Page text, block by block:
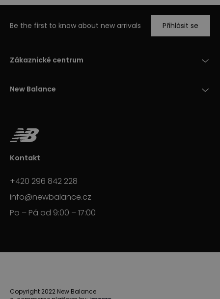
Be the first to know about new arrivals Přihlásit se
Zákaznické centrum
New Balance
Kontakt
+420 296 842 228
info@newbalance.cz
Po – Pá od 9:00 – 17:00
Copyright 2022 New Balance